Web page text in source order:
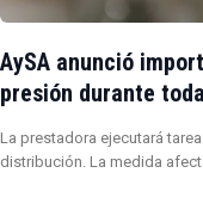
AySA anunció
presión durante
La prestadora ejecutará
distribución. La medida